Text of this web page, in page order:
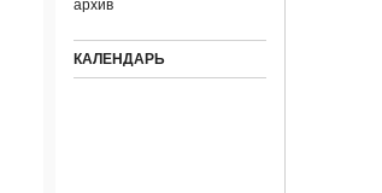
архив
КАЛЕНДАРЬ